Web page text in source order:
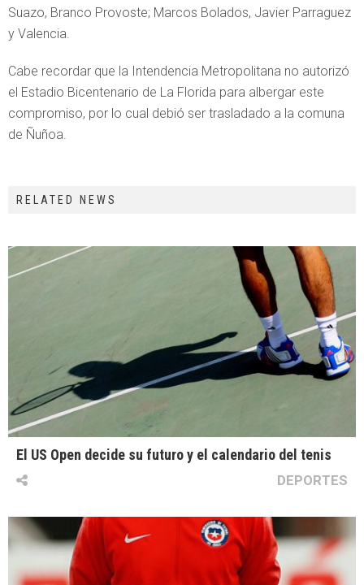
Suazo, Branco Provoste; Marcos Bolados, Javier Parraguez
y Valencia.
Cabe recordar que la Intendencia Metropolitana no autorizó
el Estadio Bicentenario de La Florida para albergar este
compromiso, por lo cual debió ser trasladado a la comuna
de Ñuñoa.
RELATED NEWS
El US Open decide su futuro y el calendario del tenis
DEPORTES